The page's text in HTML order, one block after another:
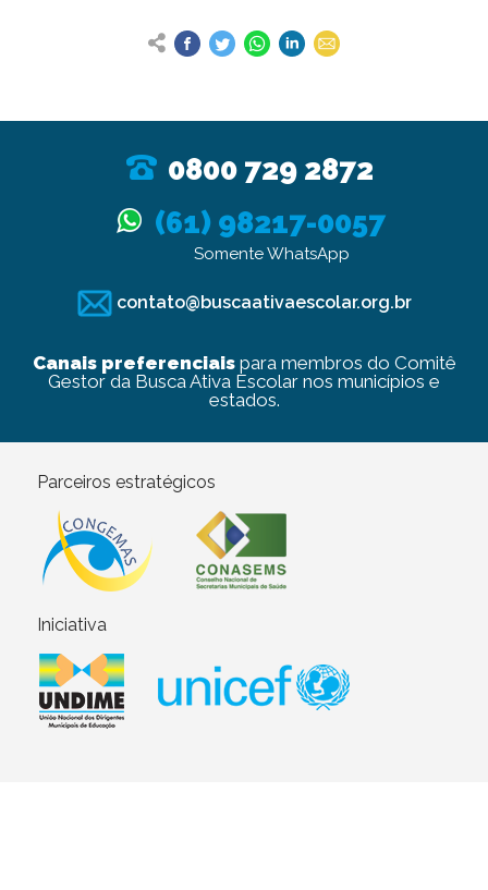
0800 729 2872
(61) 98217-0057
Somente WhatsApp
contato@buscaativaescolar.org.br
Canais preferenciaispara membros do Comitê
Gestor da Busca Ativa Escolar nos municípios e
estados.
Parceiros estratégicos
Iniciativa